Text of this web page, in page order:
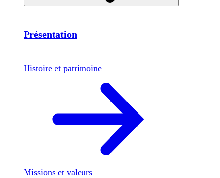
Présentation
Histoire et patrimoine
Missions et valeurs